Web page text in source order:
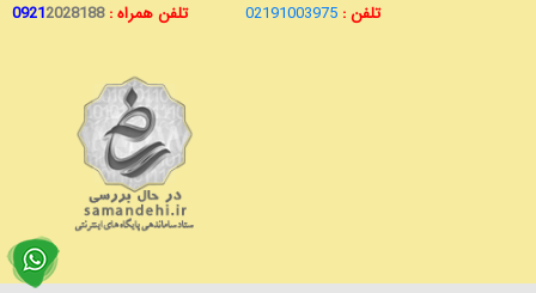
تلفن : 02191003975 تلفن همراه : 09212028188